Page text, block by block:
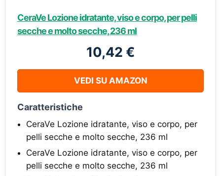
CeraVe Lozione idratante, viso e corpo, per pelli
secche e molto secche, 236 ml
10,42 €
VEDI SU AMAZON
Caratteristiche
CeraVe Lozione idratante, viso e corpo, per
pelli secche e molto secche, 236 ml
CeraVe Lozione idratante, viso e corpo, per
pelli secche e molto secche, 236 ml